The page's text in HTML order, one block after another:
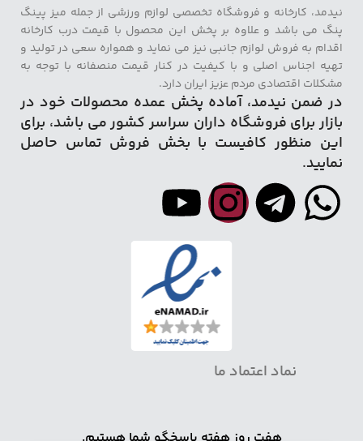
نیدمد، کارخانه و فروشگاه تخصصی لوازم ورزشی از جمله میز پینگ
پنگ می باشد و علاوه بر پخش این محصول با قیمت درب کارخانه
اقدام به فروش لوازم جانبی نیز می نماید و همواره سعی در تولید و
تهیه اجناس اصلی و با کیفیت در کنار قیمت منصفانه با توجه به
مشکلات اقتصادی مردم عزیز ایران دارد.
در ضمن نیدمد، آماده پخش عمده محصولات خود در
بازار برای فروشگاه داران سراسر کشور می باشد، برای
این منظور کافیست با بخش فروش تماس حاصل
نمایید.
نماد اعتماد ما